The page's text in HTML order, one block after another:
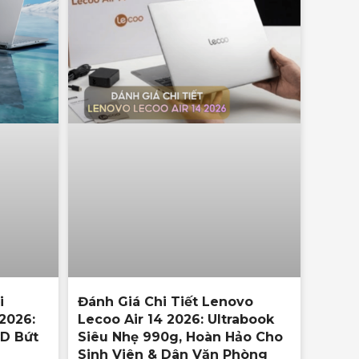
Bứt
Đánh Giá Chi Tiết Lenovo
Lecoo Air 14 2026: Ultrabook
Siêu Nhẹ 990g, Hoàn Hảo Cho
Sinh Viên & Dân Văn Phòng